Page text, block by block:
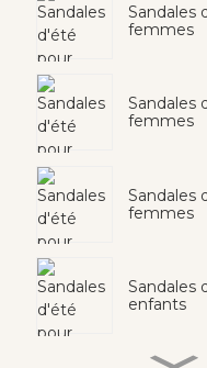
Sandales
femmes
Sandales
femmes
Sandales
femmes
Sandales
enfants